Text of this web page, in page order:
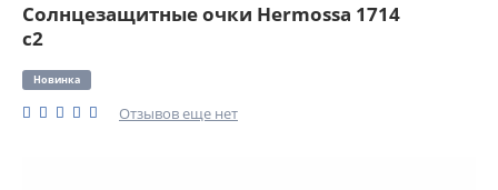
Солнцезащитные очки Hermossa 1714
с2
Новинка
Отзывов еще нет